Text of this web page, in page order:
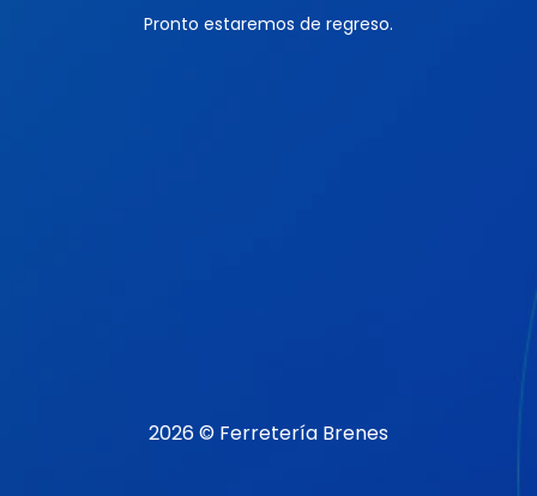
Pronto estaremos de regreso.
2026 © Ferretería Brenes